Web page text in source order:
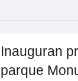
Inauguran
parque